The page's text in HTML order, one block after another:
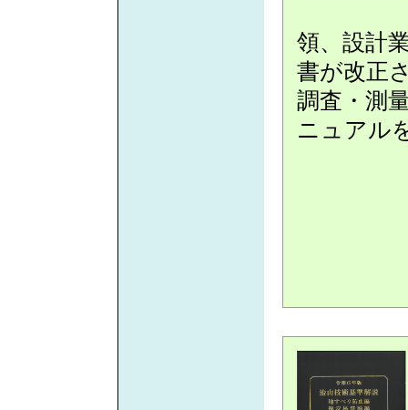
領、設計
書が改正
調査・測
ニュアル